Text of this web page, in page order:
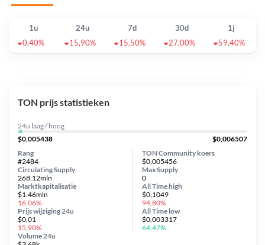
1u 24u 7d 30d
1j
0,40%
15,90% 15,50% 27,00% 59,40%
TON prijs statistieken
24u laag / hoog
$0,005438
$0,006507
TON Community koers
$0,005456
Circulating Supply
268.12mln
Prijs wijziging 24u
$0,01
15,90%
Max Supply
0
Marktkapitalisatie
$1.46mln
16,06%
Volume 24u
Rang
#2484
All Timehigh
$0,1049
94,80%
All Time low
$0,003317
64,47%